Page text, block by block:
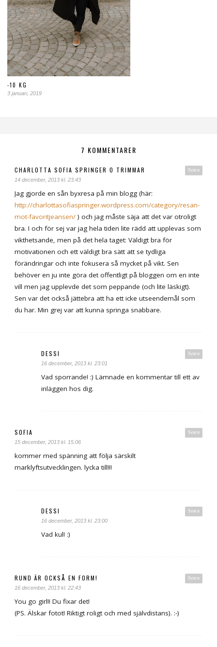
-10 KG
3 januari, 2019
7 KOMMENTARER
Svara
CHARLOTTA SOFIA SPRINGER O TRIMMAR
14 december, 2013 kl. 23:43
Jag gjorde en sån byxresa på min blogg (här:
http://charlottasofiaspringer.wordpress.com/category/resan-
mot-favoritjeansen/ ) och jag måste säja att det var otroligt
bra. I och för sej var jag hela tiden lite rädd att upplevas som
vikthetsande, men på det hela taget: Väldigt bra för
motivationen och ett väldigt bra sätt att se tydliga
förändringar och inte fokusera så mycket på vikt. Sen
behöver en ju inte göra det offentligt på bloggen om en inte
vill men jag upplevde det som peppande (och lite läskigt).
Sen var det också jättebra att ha ett icke utseendemål som
du har. Min grej var att kunna springa snabbare.
Svara
DESSI
16 december, 2013 kl. 23:01
Vad sporrande! :) Lämnade en kommentar till ett av
inläggen hos dig.
Svara
SOFIA
15 december, 2013 kl. 15:06
kommer med spänning att följa särskilt
marklyftsutvecklingen. lycka till!!!
Svara
DESSI
16 december, 2013 kl. 23:00
Vad kul! :)
Svara
RUND ÄR OCKSÅ EN FORM!
16 december, 2013 kl. 22:43
You go girl!! Du fixar det!
(PS. Älskar fotot! Riktigt roligt och med självdistans). :-)